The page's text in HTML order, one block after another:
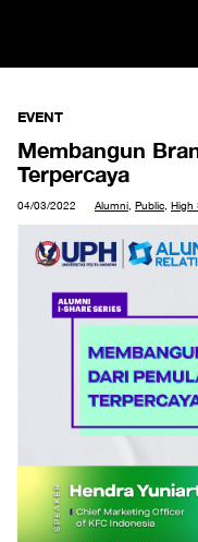
EVENT
Membangun
Terpercaya
04/03/2022 Alumni Public High